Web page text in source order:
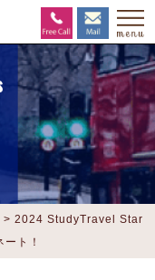
>2024 StudyTravel Star
ト！